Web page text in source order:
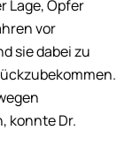
Lage, Opfer
vor
sie dabei zu
konnte Dr.